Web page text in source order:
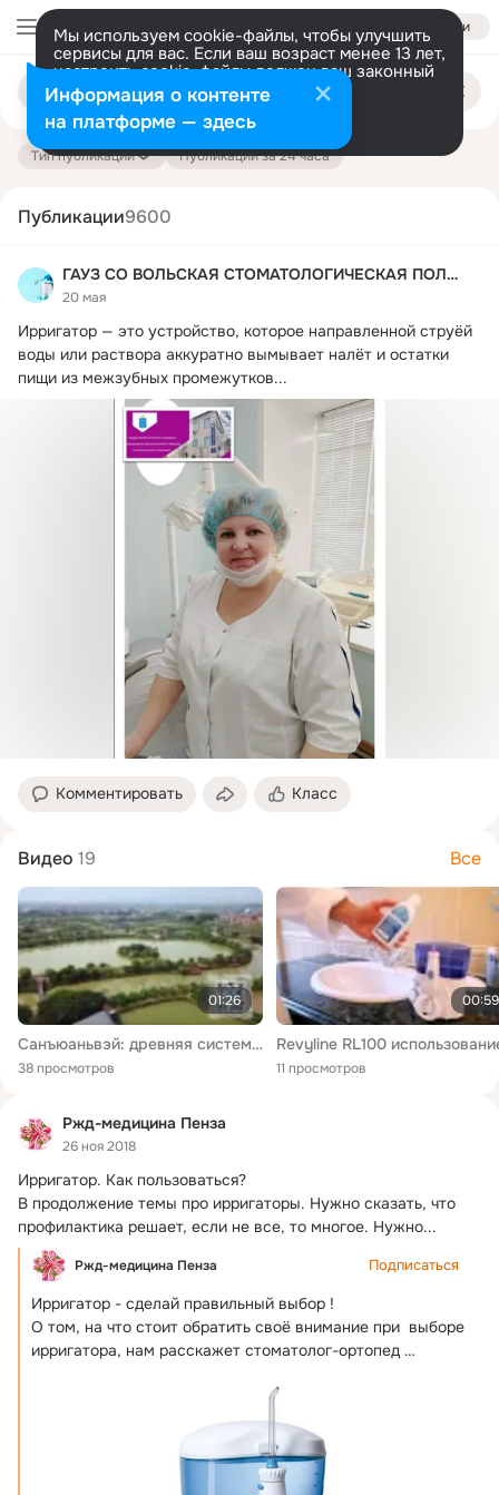
Войти
Мы используем cookie-файлы, чтобы улучшить
сервисы для вас. Если ваш возраст менее 13 лет,
настроить cookie-файлы должен ваш законный
представитель. Больше информации
Разрешить все Настроить
Поиск
публикациям
Тип публикации Публикации за 24 часа
Публикации9600
ГАУЗ СО ВОЛЬСКАЯ СТОМАТОЛОГИЧЕСКАЯ ПОЛИКЛИНИКА
20 мая
Ирригатор — это устройство, которое направленной струёй
воды или раствора аккуратно вымывает налёт и остатки
пищи из межзубных промежутков...
Комментировать Класс
Видео 19 Все
01:26
Санъюаньвэй: древняя система каналов Китая
38 просмотров
00:59
11 просмотров
Ржд-медицина Пенза
26 ноя 2018
Ирригатор. Как пользоваться?
В продолжение темы про ирригаторы. Нужно сказать, что
профилактика решает, если не все, то многое. Нужно...
Ржд-медицина Пенза Подписаться
Ирригатор - сделай правильный выбор !
О том, на что стоит обратить своё внимание при  выборе
ирригатора, нам расскажет стоматолог-ортопед
Информация о контенте
на платформе — здесь